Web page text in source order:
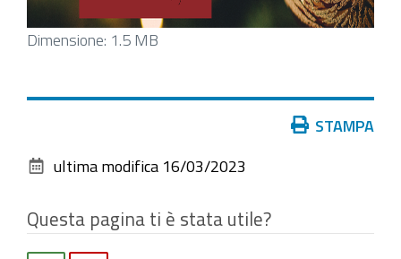
Clicca
dimensioni
Dimensione: 1.5 MB
documento
STAMPA
ultima modifica 16/03/2023
Questa pagina ti è stata utile?